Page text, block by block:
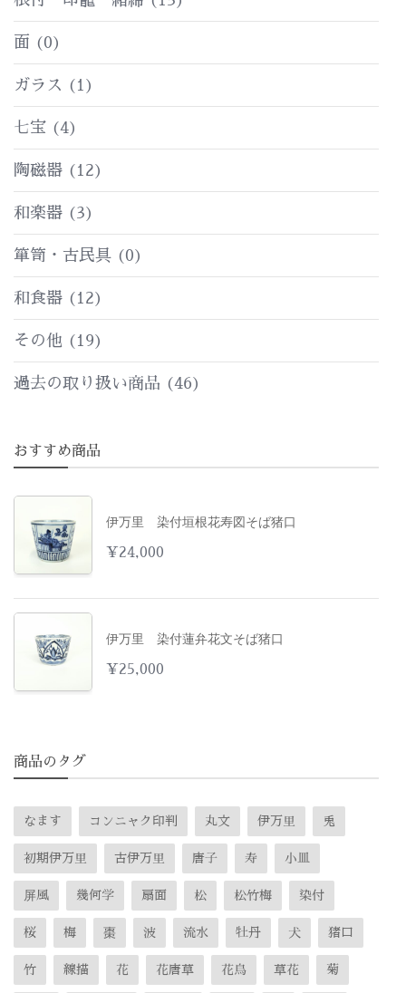
面 (0)
ガラス (1)
七宝 (4)
陶磁器 (12)
和楽器 (3)
箪笥・古民具 (0)
和食器 (12)
その他 (19)
過去の取り扱い商品 (46)
おすすめ商品
伊万里 染付垣根花寿図そば猪口
¥ 24,000
伊万里 染付蓮弁花文そば猪口
¥ 25,000
商品のタグ
なます コンニャク印判 丸文 伊万里 兎
初期伊万里 古伊万里 唐子 寿 小皿
屏風 幾何学 扇面 松 松竹梅 染付
桜 梅 棗 波 流水 牡丹 犬 猪口
竹 線描 花 花唐草 花鳥 草花 菊